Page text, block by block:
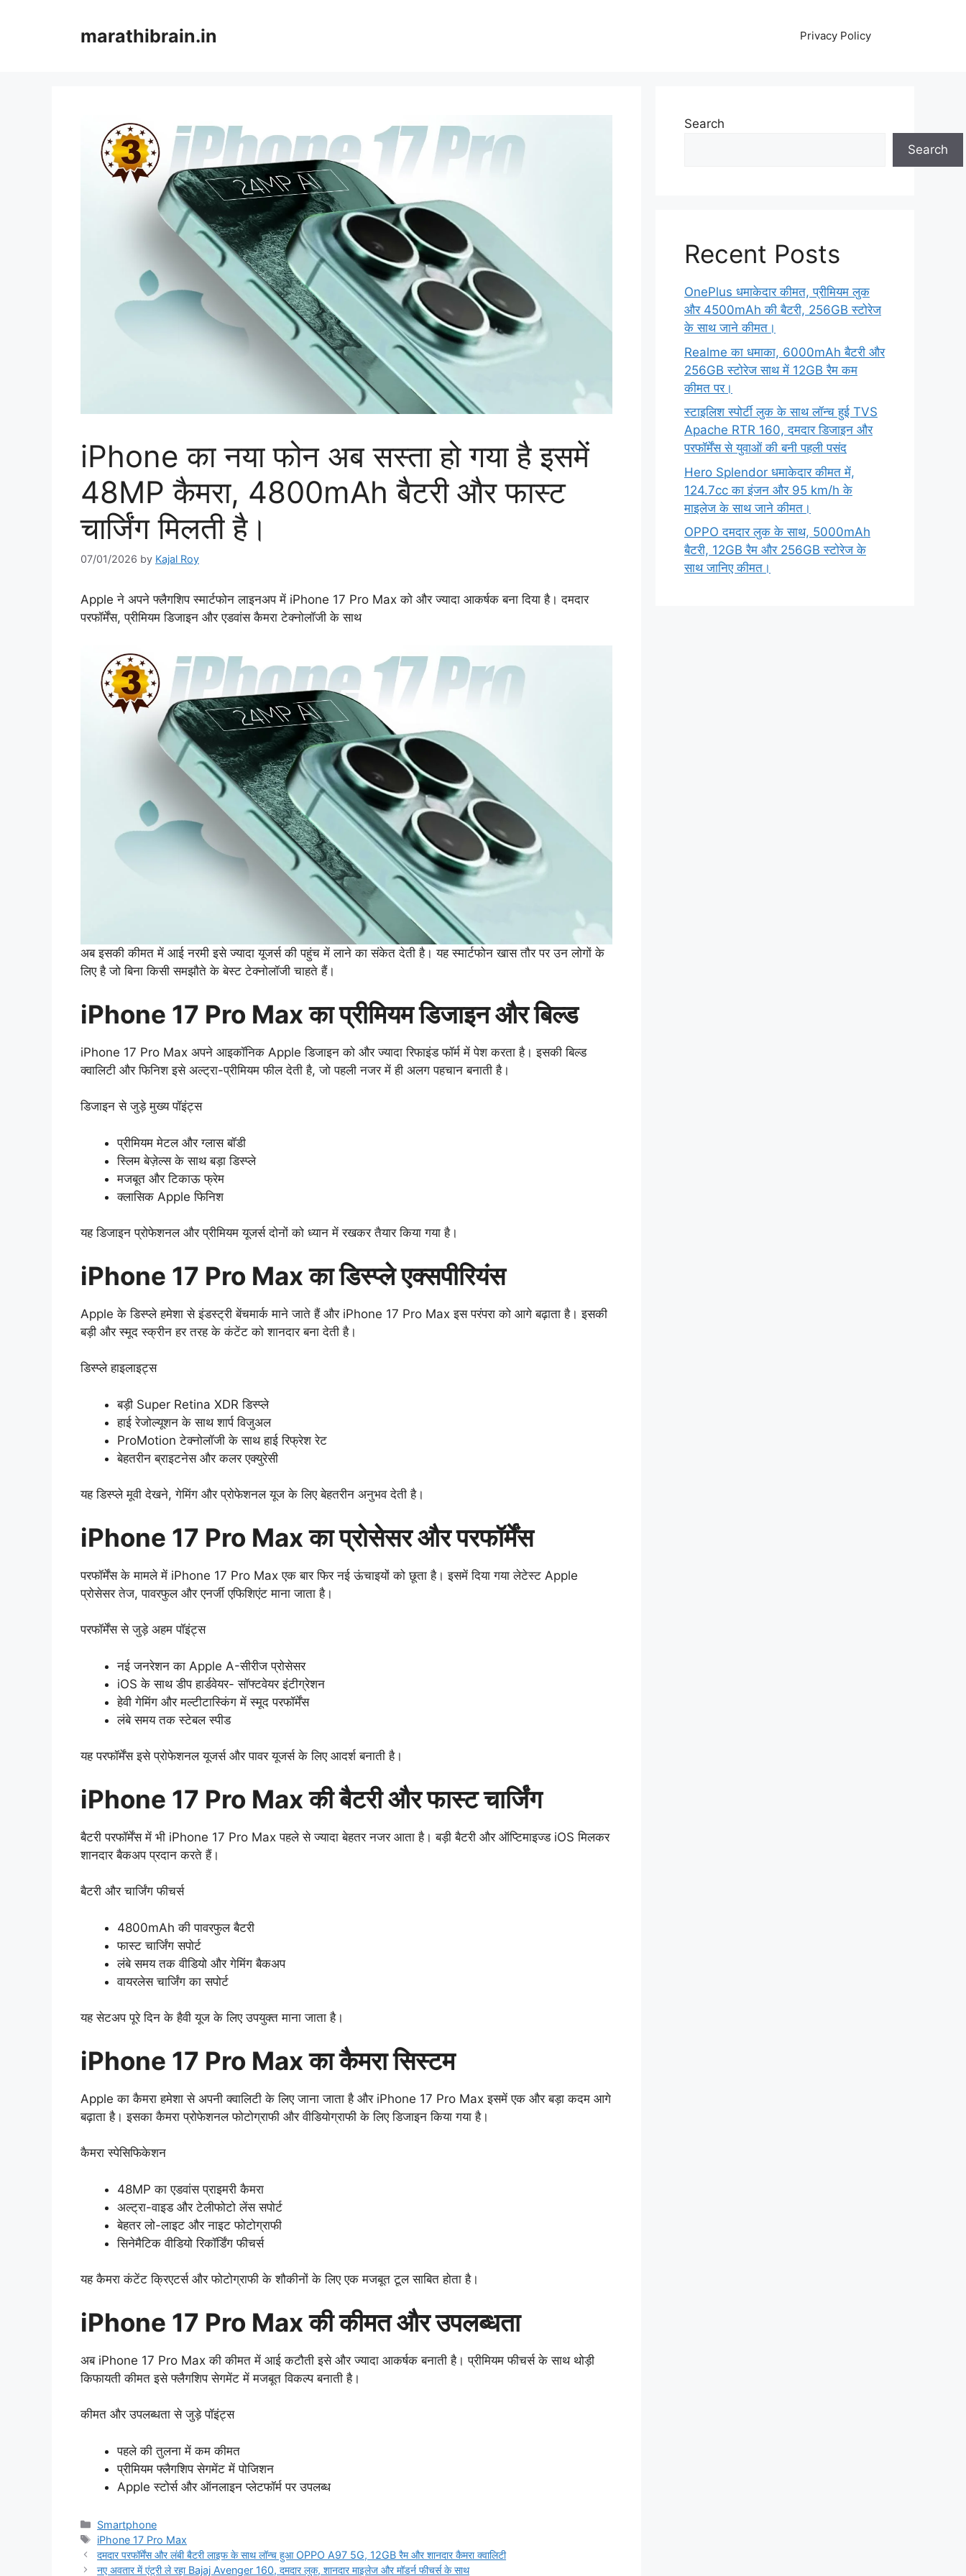
marathibrain.in Privacy Policy
iPhone का नया फोन अब सस्ता हो गया है इसमें
48MP कैमरा, 4800mAh बैटरी और फास्ट
चार्जिंग मिलती है।
07/01/2026 by Kajal Roy
Apple ने अपने फ्लैगशिप स्मार्टफोन लाइनअप में iPhone 17 Pro Max को और ज्यादा आकर्षक बना दिया है। दमदार
परफॉर्मेंस, प्रीमियम डिजाइन और एडवांस कैमरा टेक्नोलॉजी के साथ
अब इसकी कीमत में आई नरमी इसे ज्यादा यूजर्स की पहुंच में लाने का संकेत देती है। यह स्मार्टफोन खास तौर पर उन लोगों के
लिए है जो बिना किसी समझौते के बेस्ट टेक्नोलॉजी चाहते हैं।
iPhone 17 Pro Max का प्रीमियम डिजाइन और बिल्ड
iPhone 17 Pro Max अपने आइकॉनिक Apple डिजाइन को और ज्यादा रिफाइंड फॉर्म में पेश करता है। इसकी बिल्ड
क्वालिटी और फिनिश इसे अल्ट्रा-प्रीमियम फील देती है, जो पहली नजर में ही अलग पहचान बनाती है।
डिजाइन से जुड़े मुख्य पॉइंट्स
प्रीमियम मेटल और ग्लास बॉडी
स्लिम बेज़ेल्स के साथ बड़ा डिस्प्ले
मजबूत और टिकाऊ फ्रेम
क्लासिक Apple फिनिश
यह डिजाइन प्रोफेशनल और प्रीमियम यूजर्स दोनों को ध्यान में रखकर तैयार किया गया है।
iPhone 17 Pro Max का डिस्प्ले एक्सपीरियंस
Apple के डिस्प्ले हमेशा से इंडस्ट्री बेंचमार्क माने जाते हैं और iPhone 17 Pro Max इस परंपरा को आगे बढ़ाता है। इसकी
बड़ी और स्मूद स्क्रीन हर तरह के कंटेंट को शानदार बना देती है।
डिस्प्ले हाइलाइट्स
बड़ी Super Retina XDR डिस्प्ले
हाई रेजोल्यूशन के साथ शार्प विजुअल
ProMotion टेक्नोलॉजी के साथ हाई रिफ्रेश रेट
बेहतरीन ब्राइटनेस और कलर एक्युरेसी
यह डिस्प्ले मूवी देखने, गेमिंग और प्रोफेशनल यूज के लिए बेहतरीन अनुभव देती है।
iPhone 17 Pro Max का प्रोसेसर और परफॉर्मेंस
परफॉर्मेंस के मामले में iPhone 17 Pro Max एक बार फिर नई ऊंचाइयों को छूता है। इसमें दिया गया लेटेस्ट Apple
प्रोसेसर तेज, पावरफुल और एनर्जी एफिशिएंट माना जाता है।
परफॉर्मेंस से जुड़े अहम पॉइंट्स
नई जनरेशन का Apple A-सीरीज प्रोसेसर
iOS के साथ डीप हार्डवेयर- सॉफ्टवेयर इंटीग्रेशन
हेवी गेमिंग और मल्टीटास्किंग में स्मूद परफॉर्मेंस
लंबे समय तक स्टेबल स्पीड
यह परफॉर्मेंस इसे प्रोफेशनल यूजर्स और पावर यूजर्स के लिए आदर्श बनाती है।
iPhone 17 Pro Max की बैटरी और फास्ट चार्जिंग
बैटरी परफॉर्मेंस में भी iPhone 17 Pro Max पहले से ज्यादा बेहतर नजर आता है। बड़ी बैटरी और ऑप्टिमाइज्ड iOS मिलकर
शानदार बैकअप प्रदान करते हैं।
बैटरी और चार्जिंग फीचर्स
4800mAh की पावरफुल बैटरी
फास्ट चार्जिंग सपोर्ट
लंबे समय तक वीडियो और गेमिंग बैकअप
वायरलेस चार्जिंग का सपोर्ट
यह सेटअप पूरे दिन के हैवी यूज के लिए उपयुक्त माना जाता है।
iPhone 17 Pro Max का कैमरा सिस्टम
Apple का कैमरा हमेशा से अपनी क्वालिटी के लिए जाना जाता है और iPhone 17 Pro Max इसमें एक और बड़ा कदम आगे
बढ़ाता है। इसका कैमरा प्रोफेशनल फोटोग्राफी और वीडियोग्राफी के लिए डिजाइन किया गया है।
कैमरा स्पेसिफिकेशन
48MP का एडवांस प्राइमरी कैमरा
अल्ट्रा-वाइड और टेलीफोटो लेंस सपोर्ट
बेहतर लो-लाइट और नाइट फोटोग्राफी
सिनेमैटिक वीडियो रिकॉर्डिंग फीचर्स
यह कैमरा कंटेंट क्रिएटर्स और फोटोग्राफी के शौकीनों के लिए एक मजबूत टूल साबित होता है।
iPhone 17 Pro Max की कीमत और उपलब्धता
अब iPhone 17 Pro Max की कीमत में आई कटौती इसे और ज्यादा आकर्षक बनाती है। प्रीमियम फीचर्स के साथ थोड़ी
किफायती कीमत इसे फ्लैगशिप सेगमेंट में मजबूत विकल्प बनाती है।
कीमत और उपलब्धता से जुड़े पॉइंट्स
पहले की तुलना में कम कीमत
प्रीमियम फ्लैगशिप सेगमेंट में पोजिशन
Apple स्टोर्स और ऑनलाइन प्लेटफॉर्म पर उपलब्ध
Categories
Smartphone
Tags
iPhone 17 Pro Max
दमदार परफॉर्मेंस और लंबी बैटरी लाइफ के साथ लॉन्च हुआ OPPO A97 5G, 12GB रैम और शानदार कैमरा क्वालिटी
नए अवतार में एंट्री ले रहा Bajaj Avenger 160, दमदार लुक, शानदार माइलेज और मॉडर्न फीचर्स के साथ
Search
Search
Recent Posts
OnePlus धमाकेदार कीमत, प्रीमियम लुक
और 4500mAh की बैटरी, 256GB स्टोरेज
के साथ जाने कीमत।
Realme का धमाका, 6000mAh बैटरी और
256GB स्टोरेज साथ में 12GB रैम कम
कीमत पर।
स्टाइलिश स्पोर्टी लुक के साथ लॉन्च हुई TVS
Apache RTR 160, दमदार डिजाइन और
परफॉर्मेंस से युवाओं की बनी पहली पसंद
Hero Splendor धमाकेदार कीमत में,
124.7cc का इंजन और 95 km/h के
माइलेज के साथ जाने कीमत।
OPPO दमदार लुक के साथ, 5000mAh
बैटरी, 12GB रैम और 256GB स्टोरेज के
साथ जानिए कीमत।